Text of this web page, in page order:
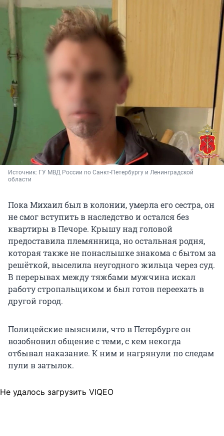
Источник: ГУ МВД России по Санкт-Петербургу и Ленинградской
области
Пока Михаил был в колонии, умерла его сестра, он
не смог вступить в наследство и остался без
квартиры в Печоре. Крышу над головой
предоставила племянница, но остальная родня,
которая также не понаслышке знакома с бытом за
решёткой, выселила неугодного жильца через суд.
В перерывах между тяжбами мужчина искал
работу стропальщиком и был готов переехать в
другой город.
Полицейские выяснили, что в Петербурге он
возобновил общение с теми, с кем некогда
отбывал наказание. К ним и нагрянули по следам
пули в затылок.
Не удалось загрузить VIQEO